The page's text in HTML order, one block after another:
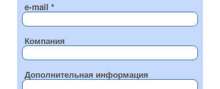
e-mail
Компания
Дополнительная информация